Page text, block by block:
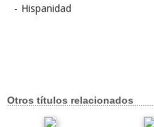
- Hispanidad
Otros títulos relacionados